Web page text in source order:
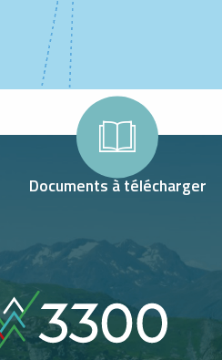
Documents à télécharger